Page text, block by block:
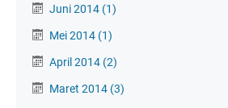
Juni 2014 (1)
Mei 2014 (1)
April 2014 (2)
Maret 2014 (3)